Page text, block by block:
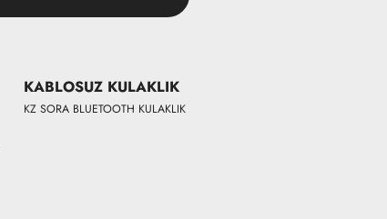
KABLOSUZ KULAKLIK
KZ SORA BLUETOOTH KULAKLIK